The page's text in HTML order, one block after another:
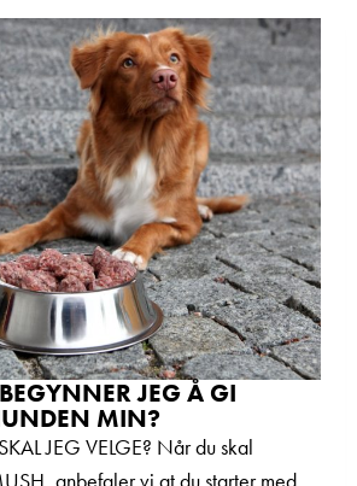
JEG Å GI
MIN?
JEG VELGE? Når du skal
anbefaler vi at du starter med